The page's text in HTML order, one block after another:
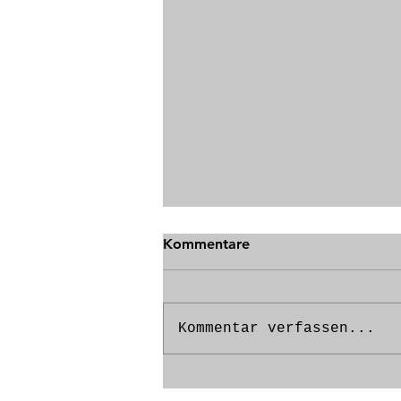
BARBARA MÜNSTERMANN
Kommentare
Kommentar verfassen...